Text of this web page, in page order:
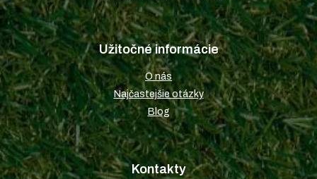
Užitočné informácie
O nás
Najčastejšie otázky
Blog
Kontakty